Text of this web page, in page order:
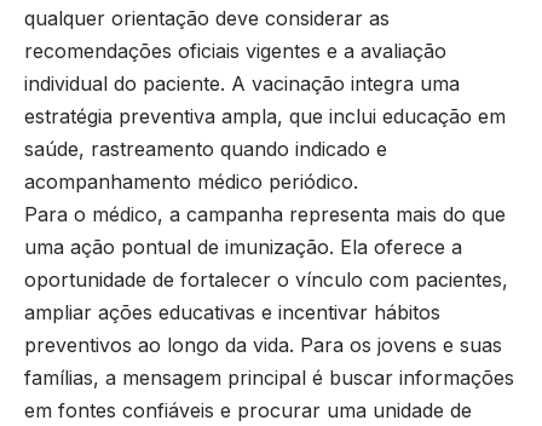
qualquer orientação deve considerar as
recomendações oficiais vigentes e a avaliação
individual do paciente. A vacinação integra uma
estratégia preventiva ampla, que inclui educação em
saúde, rastreamento quando indicado e
acompanhamento médico periódico.
Para o médico, a campanha representa mais do que
uma ação pontual de imunização. Ela oferece a
oportunidade de fortalecer o vínculo com pacientes,
ampliar ações educativas e incentivar hábitos
preventivos ao longo da vida. Para os jovens e suas
famílias, a mensagem principal é buscar informações
em fontes confiáveis e procurar uma unidade de